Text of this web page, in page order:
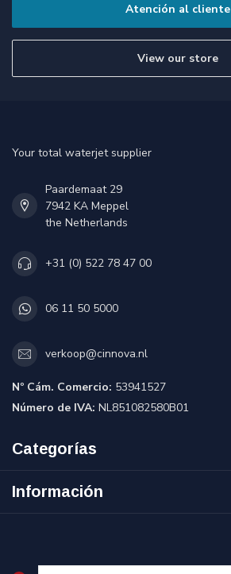
Atención al cliente
View our store
Your total waterjet supplier
Paardemaat 29
7942 KA Meppel
the Netherlands
+31 (0) 522 78 47 00
06 11 50 5000
verkoop@cinnova.nl
Nº Cám. Comercio: 53941527
Número de IVA: NL851082580B01
Categorías
Información